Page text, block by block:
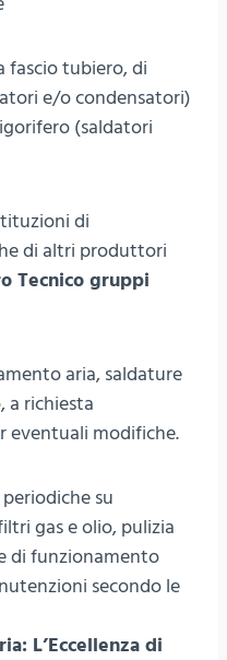
fascio tubiero, di
e/o condensatori)
(saldatori
di
di altri produttori
Tecnico gruppi
aria, saldature
a richiesta
eventuali modifiche.
su
gas e olio, pulizia
di funzionamento
secondo le
L’Eccellenza di